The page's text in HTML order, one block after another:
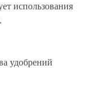
использования
удобрений